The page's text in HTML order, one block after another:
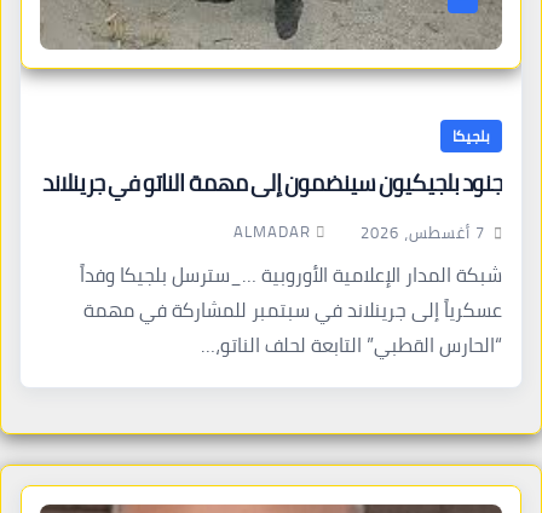
بلجيكا
جنود بلجيكيون سينضمون إلى مهمة الناتو في جرينلاند
7 أغسطس، 2026 ALMADAR
شبكة المدار الإعلامية الأوروبية …_سترسل بلجيكا وفداً
عسكرياً إلى جرينلاند في سبتمبر للمشاركة في مهمة
“الحارس القطبي” التابعة لحلف الناتو،…